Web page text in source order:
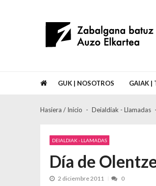
Asociación de Vecinos
GUK | NOSOTROS GAIAK |
Hasiera / Inicio Deialdiak - Llamadas
DEIALDIAK - LLAMADAS
Día de
2 diciembre 2011 0